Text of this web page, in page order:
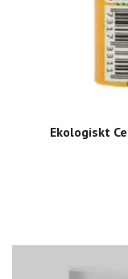
Ekologiskt